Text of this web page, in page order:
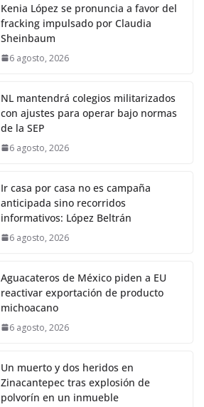
Kenia López se pronuncia a favor del
fracking impulsado por Claudia
Sheinbaum
6 agosto, 2026
NL mantendrá colegios militarizados
con ajustes para operar bajo normas
de la SEP
6 agosto, 2026
Ir casa por casa no es campaña
anticipada sino recorridos
informativos: López Beltrán
6 agosto, 2026
Aguacateros de México piden a EU
reactivar exportación de producto
michoacano
6 agosto, 2026
Un muerto y dos heridos en
Zinacantepec tras explosión de
polvorín en un inmueble